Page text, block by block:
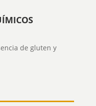
de gluten y